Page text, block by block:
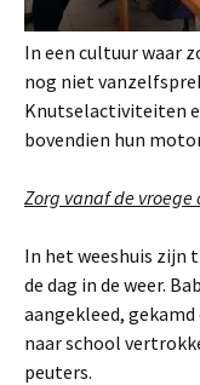
In een cultuur waar
nog niet
Knutselactiviteiten
bovendien hun
Zorg vanaf de vroege
In het weeshuis zijn
de dag in de weer.
aangekleed,
naar school
peuters.